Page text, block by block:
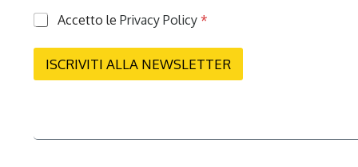
P
i
a
Accetto le Privacy Policy *
ISCRIVITI ALLA NEWSLETTER